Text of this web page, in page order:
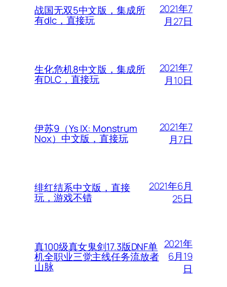
战国无双5中文版，集成所
有dlc，直接玩
2021年7
月27日
生化危机8中文版，集成所
有DLC，直接玩
2021年7
月10日
伊苏9（Ys IX: Monstrum
Nox）中文版，直接玩
2021年7
月7日
绯红结系中文版，直接
玩，游戏不错
2021年6月
25日
真100级真女鬼剑17.3版DNF单
机全职业三觉主线任务流放者
山脉
2021年
6月19
日